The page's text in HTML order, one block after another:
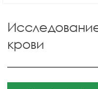
крови